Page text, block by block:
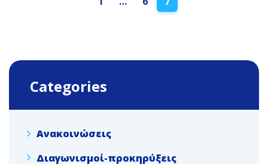
Categories
Ανακοινώσεις
Διαγωνισμοί-προκηρύξεις